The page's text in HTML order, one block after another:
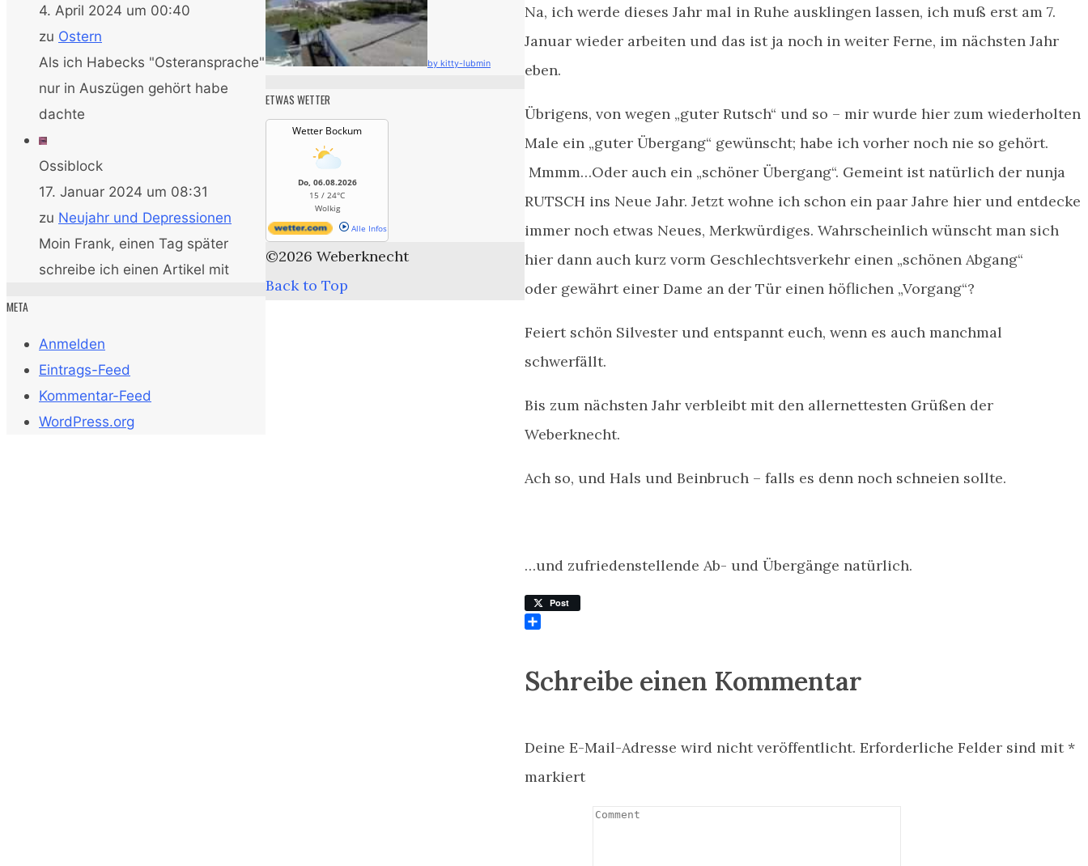
Na, ich werde dieses Jahr mal in Ruhe ausklingen lassen, ich muß erst am 7.
Januar wieder arbeiten und das ist ja noch in weiter Ferne, im nächsten Jahr
eben.
Übrigens, von wegen „guter Rutsch“ und so – mir wurde hier zum wiederholten
Male ein „guter Übergang“ gewünscht; habe ich vorher noch nie so gehört.
Mmmm…Oder auch ein „schöner Übergang“. Gemeint ist natürlich der nunja
RUTSCH ins Neue Jahr. Jetzt wohne ich schon ein paar Jahre hier und entdecke
immer noch etwas Neues, Merkwürdiges. Wahrscheinlich wünscht man sich
hier dann auch kurz vorm Geschlechtsverkehr einen „schönen Abgang“
oder gewährt einer Dame an der Tür einen höflichen „Vorgang“?
Feiert schön Silvester und entspannt euch, wenn es auch manchmal
schwerfällt.
Bis zum nächsten Jahr verbleibt mit den allernettesten Grüßen der
Weberknecht.
Ach so, und Hals und Beinbruch – falls es denn noch schneien sollte.
…und zufriedenstellende Ab- und Übergänge natürlich.
Post
Schreibe einen Kommentar
Deine E-Mail-Adresse wird nicht veröffentlicht. Erforderliche Felder sind mit *
markiert
4. April 2024 um 00:40
zu Ostern
Als ich Habecks "Osteransprache"
nur in Auszügen gehört habe
dachte
Ossiblock
17. Januar 2024 um 08:31
zu Neujahr und Depressionen
Moin Frank, einen Tag später
schreibe ich einen Artikel mit
META
Anmelden
Eintrags-Feed
Kommentar-Feed
WordPress.org
by kitty-lubmin
ETWAS WETTER
Wetter Bockum
Do, 06.08.2026
15 / 24°C
Wolkig
Alle Infos
©2026 Weberknecht
Back to Top